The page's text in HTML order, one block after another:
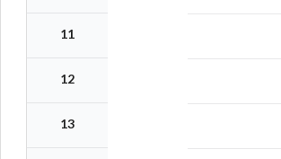
11
12
13